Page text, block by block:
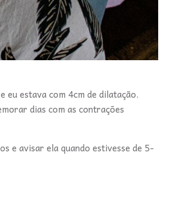
eu estava com 4cm de dilatação.
dias com as contrações
e avisar ela quando estivesse de 5-